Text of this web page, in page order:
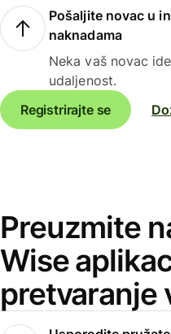
Pošaljite novac u
naknadama
Neka vaš novac
udaljenost.
Registrirajte se
Preuzmite
Wise
pretvaranje